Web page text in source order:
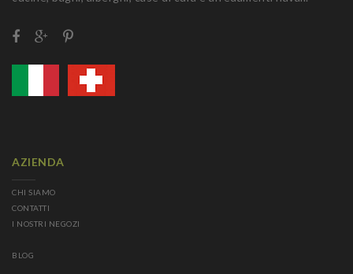
AZIENDA
CHI SIAMO
CONTATTI
I NOSTRI NEGOZI
BLOG